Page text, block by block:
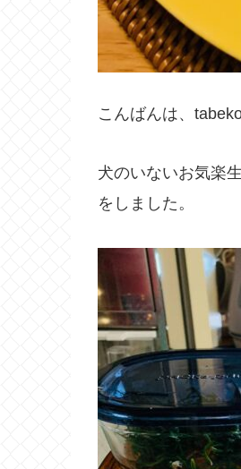
こんばんは、
犬のいないお気楽
をしました。